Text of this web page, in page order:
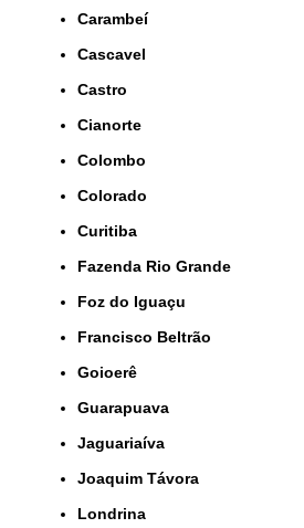
Carambeí
Cascavel
Castro
Cianorte
Colombo
Colorado
Curitiba
Fazenda Rio Grande
Foz do Iguaçu
Francisco Beltrão
Goioerê
Guarapuava
Jaguariaíva
Joaquim Távora
Londrina